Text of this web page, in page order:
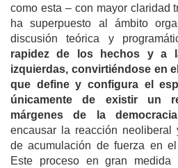
como esta – con mayor claridad
ha superpuesto al ámbito
discusión teórica y
rapidez de los hechos y a
izquierdas, convirtiéndose en
que define y configura el
únicamente de existir un
márgenes de la
encausar la reacción neoliberal
de acumulación de fuerza en
Este proceso en gran medida